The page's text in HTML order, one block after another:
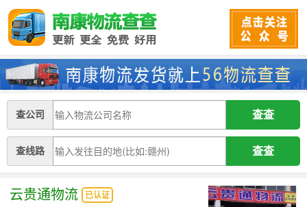
查公司
查线路
云贵通物流 已认证